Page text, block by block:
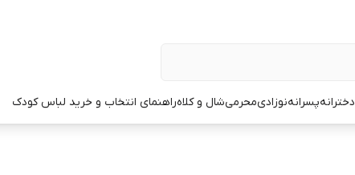
دخترانهپسرانهنوزادیمحرمیشال و کلاهراهنمای انتخاب و خرید لباس کودک